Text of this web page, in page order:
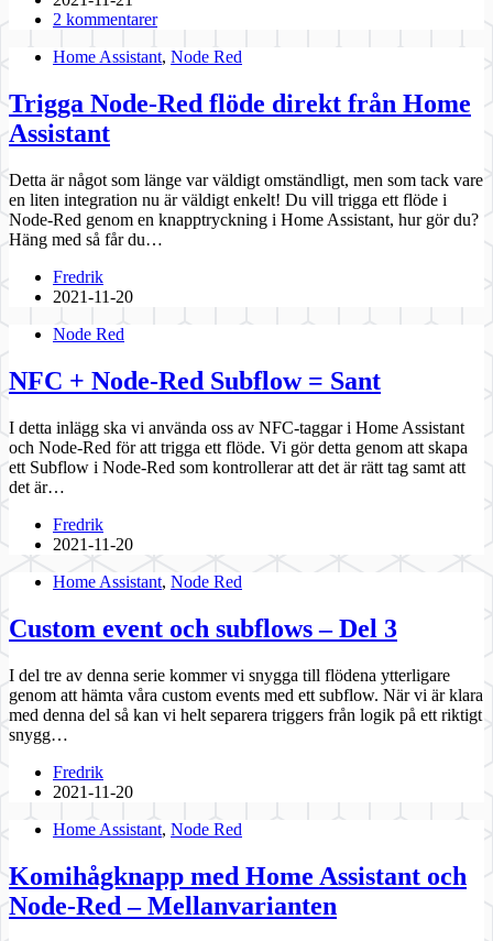
2 kommentarer
Home Assistant, Node Red
Trigga Node-Red flöde direkt från Home
Assistant
Detta är något som länge var väldigt omständligt, men som tack vare
en liten integration nu är väldigt enkelt! Du vill trigga ett flöde i
Node-Red genom en knapptryckning i Home Assistant, hur gör du?
Häng med så får du…
Fredrik
2021-11-20
Node Red
NFC + Node-Red Subflow = Sant
I detta inlägg ska vi använda oss av NFC-taggar i Home Assistant
och Node-Red för att trigga ett flöde. Vi gör detta genom att skapa
ett Subflow i Node-Red som kontrollerar att det är rätt tag samt att
det är…
Fredrik
2021-11-20
Home Assistant, Node Red
Custom event och subflows – Del 3
I del tre av denna serie kommer vi snygga till flödena ytterligare
genom att hämta våra custom events med ett subflow. När vi är klara
med denna del så kan vi helt separera triggers från logik på ett riktigt
snygg…
Fredrik
2021-11-20
Home Assistant, Node Red
Komihågknapp med Home Assistant och
Node-Red – Mellanvarianten